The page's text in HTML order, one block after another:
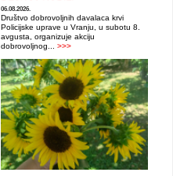
06.08.2026.
Društvo dobrovoljnih davalaca krvi
Policijske uprave u Vranju, u subotu 8.
avgusta, organizuje akciju
dobrovoljnog... >>>